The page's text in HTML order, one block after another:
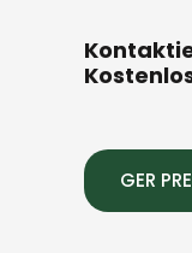
GER